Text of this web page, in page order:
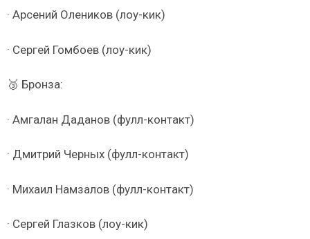
· Арсений Олеников (лоу-кик)
· Сергей Гомбоев (лоу-кик)
🥉 Бронза:
· Амгалан Даданов (фулл-контакт)
· Дмитрий Черных (фулл-контакт)
· Михаил Намзалов (фулл-контакт)
· Сергей Глазков (лоу-кик)